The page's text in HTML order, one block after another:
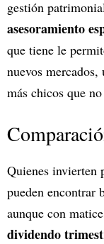
gestión
asesoramiento
que tiene le
nuevos
más chicos que
Quienes invierten
pueden encontrar
aunque con
dividendo